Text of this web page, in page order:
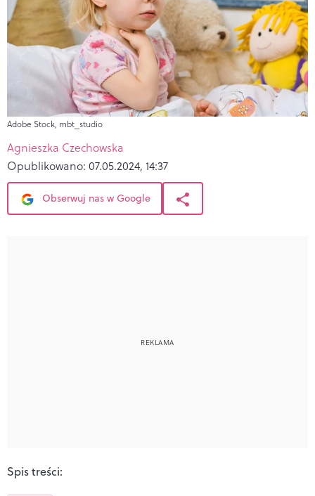
Adobe Stock, mbt_studio
Agnieszka Czechowska
Opublikowano: 07.05.2024, 14:37
Obserwuj nas w Google
Spis treści: